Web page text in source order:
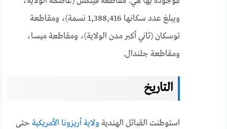
ويبلغ عدد سكانها 1,388,416 نسمة)، ومقاطعة
توسكان (ثاني أكبر مدن الولاية)، ومقاطعة ميسا،
ومقاطعة جلندال.
التاريخ
استوطنت القبائل الهندية ولاية أريزونا الأمريكية حتى